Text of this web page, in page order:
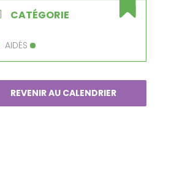
CATÉGORIE
AIDÉS
REVENIR AU CALENDRIER